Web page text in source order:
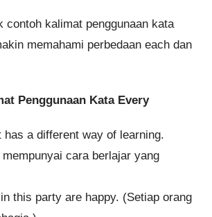
contoh kalimat penggunaan kata
memahami perbedaan each dan
Penggunaan Kata Every
has a different way of learning.
cara berlajar yang
this party are happy. (Setiap orang